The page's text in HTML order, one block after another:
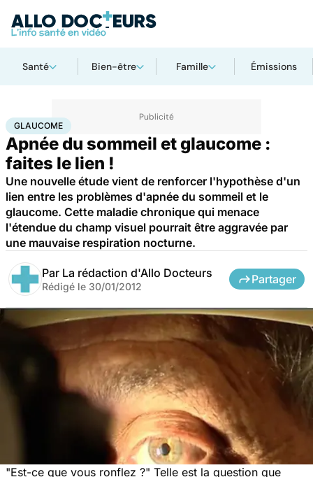
Santé Bien-être Famille Émissions
AccueilSanté Maladies Maladies neurologiques
GLAUCOME
Apnée du sommeil et glaucome :
faites le lien !
Une nouvelle étude vient de renforcer l'hypothèse d'un
lien entre les problèmes d'apnée du sommeil et le
glaucome. Cette maladie chronique qui menace
l'étendue du champ visuel pourrait être aggravée par
une mauvaise respiration nocturne.
Par La rédaction d'Allo Docteurs
Rédigé le 30/01/2012
Partager
"Est-ce que vous ronflez ?" Telle est la question que